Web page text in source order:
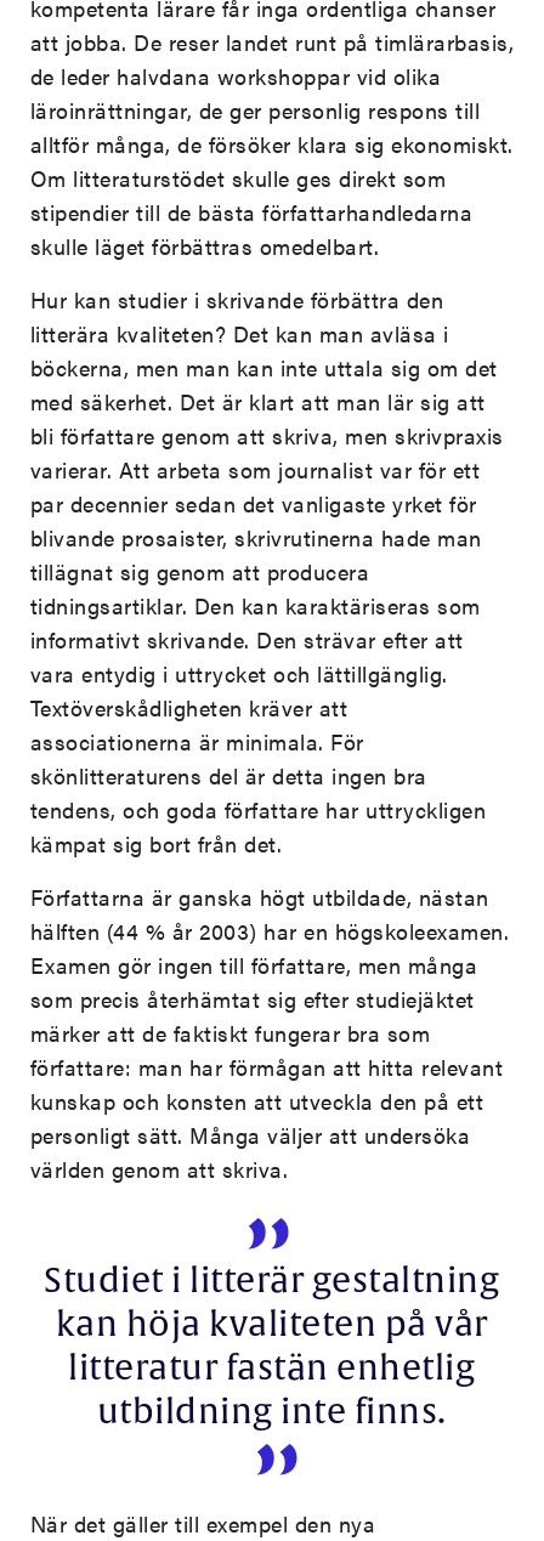
kompetenta lärare får inga ordentliga chanser
att jobba. De reser landet runt på timlärarbasis,
de leder halvdana workshoppar vid olika
läroinrättningar, de ger personlig respons till
alltför många, de försöker klara sig ekonomiskt.
Om litteraturstödet skulle ges direkt som
stipendier till de bästa författarhandledarna
skulle läget förbättras omedelbart.
Hur kan studier i skrivande förbättra den
litterära kvaliteten? Det kan man avläsa i
böckerna, men man kan inte uttala sig om det
med säkerhet. Det är klart att man lär sig att
bli författare genom att skriva, men skrivpraxis
varierar. Att arbeta som journalist var för ett
par decennier sedan det vanligaste yrket för
blivande prosaister, skrivrutinerna hade man
tillägnat sig genom att producera
tidningsartiklar. Den kan karaktäriseras som
informativt skrivande. Den strävar efter att
vara entydig i uttrycket och lättillgänglig.
Textöverskådligheten kräver att
associationerna är minimala. För
skönlitteraturens del är detta ingen bra
tendens, och goda författare har uttryckligen
kämpat sig bort från det.
Författarna är ganska högt utbildade, nästan
hälften (44 % år 2003) har en högskoleexamen.
Examen gör ingen till författare, men många
som precis återhämtat sig efter studiejäktet
märker att de faktiskt fungerar bra som
författare: man har förmågan att hitta relevant
kunskap och konsten att utveckla den på ett
personligt sätt. Många väljer att undersöka
världen genom att skriva.
Studiet i litterär gestaltning
kan höja kvaliteten på vår
litteratur fastän enhetlig
utbildning inte finns.
När det gäller till exempel den nya